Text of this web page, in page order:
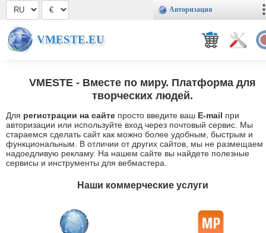
Авторизация
VMESTE.EU
VMESTE - Вместе по миру. Платформа для
творческих людей.
Для регистрации на сайте просто введите ваш E-mail при
авторизации или используйте вход через почтовый сервис. Мы
стараемся сделать сайт как можно более удобным, быстрым и
функциональным. В отличии от других сайтов, мы не размещаем
надоедливую рекламу. На нашем сайте вы найдете полезные
сервисы и инструменты для вебмастера.
Наши коммерческие услуги